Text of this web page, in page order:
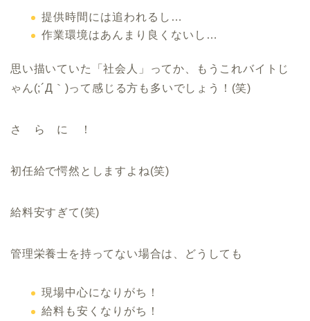
提供時間には追われるし…
作業環境はあんまり良くないし…
思い描いていた「社会人」ってか、もうこれバイトじ
ゃん(;´Д｀)って感じる方も多いでしょう！(笑)
さ ら に ！
初任給で愕然としますよね(笑)
給料安すぎて(笑)
管理栄養士を持ってない場合は、どうしても
現場中心になりがち！
給料も安くなりがち！